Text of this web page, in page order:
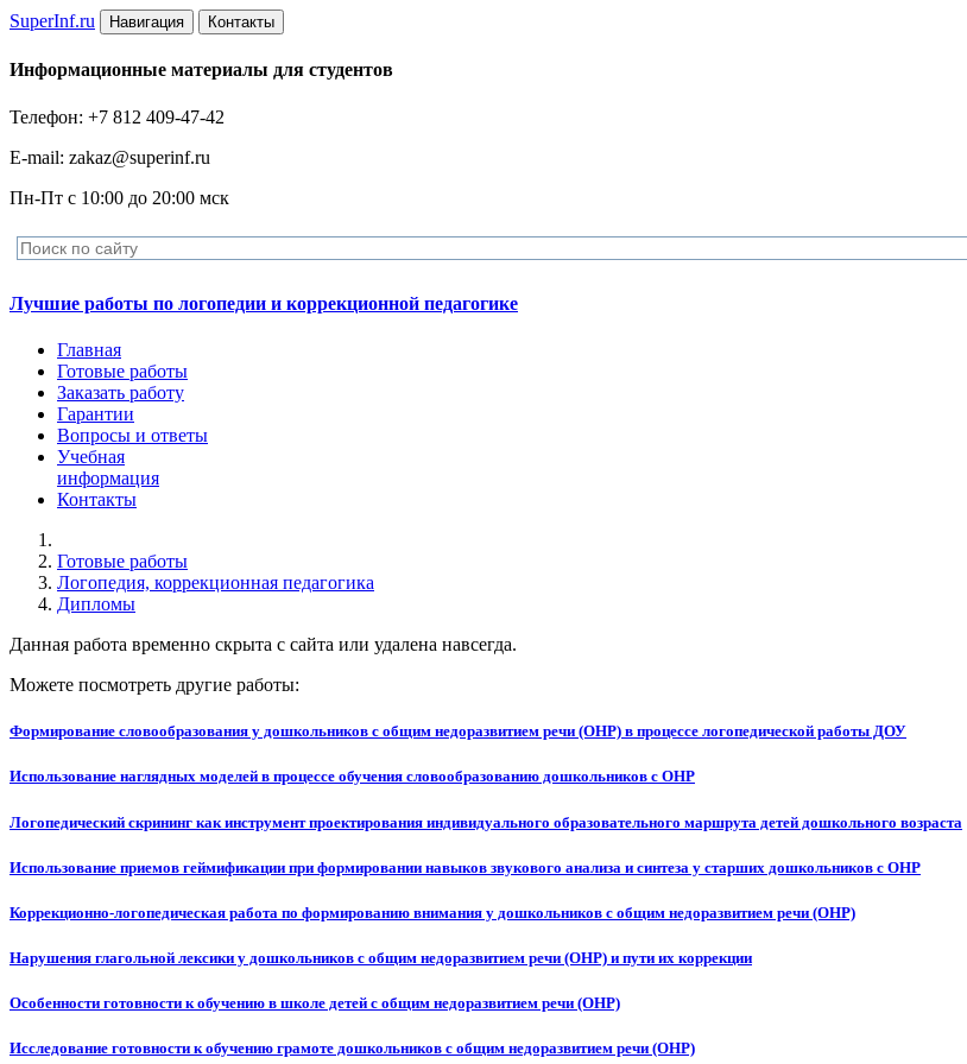
SuperInf.ru Навигация Контакты
Информационные материалы для студентов
Телефон: +7 812 409-47-42
E-mail: zakaz@superinf.ru
Пн-Пт с 10:00 до 20:00 мск
Лучшие работы по логопедии и коррекционной педагогике
Главная
Готовые работы
Заказать работу
Гарантии
Вопросы и ответы
Учебная
информация
Контакты
Готовые работы
Логопедия, коррекционная педагогика
Дипломы
Данная работа временно скрыта с сайта или удалена навсегда.
Можете посмотреть другие работы:
Формирование словообразования у дошкольников с общим недоразвитием речи (ОНР) в процессе логопедической работы ДОУ
Использование наглядных моделей в процессе обучения словообразованию дошкольников с ОНР
Логопедический скрининг как инструмент проектирования индивидуального образовательного маршрута детей дошкольного возраста
Использование приемов геймификации при формировании навыков звукового анализа и синтеза у старших дошкольников с ОНР
Коррекционно-логопедическая работа по формированию внимания у дошкольников с общим недоразвитием речи (ОНР)
Нарушения глагольной лексики у дошкольников с общим недоразвитием речи (ОНР) и пути их коррекции
Особенности готовности к обучению в школе детей с общим недоразвитием речи (ОНР)
Исследование готовности к обучению грамоте дошкольников с общим недоразвитием речи (ОНР)